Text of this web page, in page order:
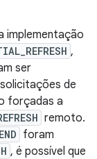
implementação
,
ser
de
forçadas a
remoto.
foram
, é possível que